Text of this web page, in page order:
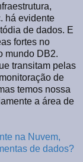
há evidente
de dados. E
fortes no
mundo DB2.
transitam pelas
de
temos nossa
a área de
na Nuvem,
de dados?